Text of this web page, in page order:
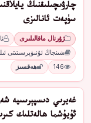
چارۋىچىلىقنىڭ
سۈپەت ئانالىزى
ژۇرنال ماقالىلىرى
شىنجاڭ ئۇنىۋېرسىتىتى
146
ھەقسىز
غەيرىي دىسپېرسىيە
ئۇيۇشما ھالەتلىك